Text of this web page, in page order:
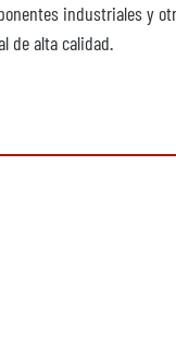
industriales y
de alta calidad.